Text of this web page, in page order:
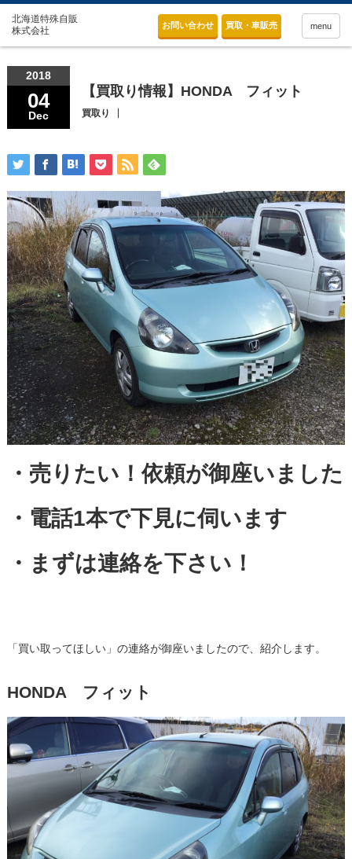
お問い合わせ 買取・車販売 menu
2018
04
Dec
【買取り情報】HONDA フィット
買取り
・売りたい！依頼が御座いました
・電話1本で下見に伺います
・まずは連絡を下さい！
「買い取ってほしい」の連絡が御座いましたので、紹介します。
HONDA フィット